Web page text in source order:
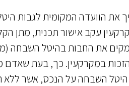
את הוועדה המקומית לגבות
עקב אישור תכנית, מתן
את החבות בהיטל השבחה
במקרקעין. כך, בעת שאדם
היטל השבחה על הנכס, אשר